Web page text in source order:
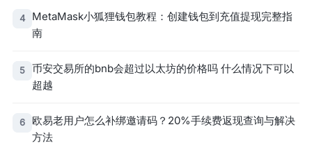
4
MetaMask小狐狸钱包教程：创建钱包到充值提现完整指
南
5
币安交易所的bnb会超过以太坊的价格吗 什么情况下可以
超越
6
欧易老用户怎么补绑邀请码？20%手续费返现查询与解决
方法